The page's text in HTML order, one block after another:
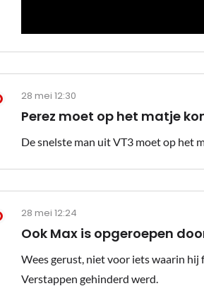
28 mei 12:30
Perez moet op het matje
De snelste man uit VT3 moet op het
28 mei 12:24
Ook Max is opgeroepen
Wees gerust, niet voor iets waarin
Verstappen gehinderd werd.